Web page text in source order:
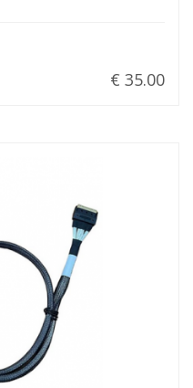
€ 35.00